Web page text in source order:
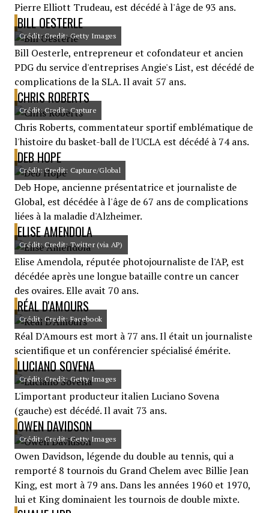
Pierre Elliott Trudeau, est décédé à l'âge de 93 ans.
BILL OESTERLE
Crédit: Credit: Getty Images
Bill Oesterle, entrepreneur et cofondateur et ancien
PDG du service d'entreprises Angie's List, est décédé de
complications de la SLA. Il avait 57 ans.
CHRIS ROBERTS
Crédit: Credit: Capture
Chris Roberts, commentateur sportif emblématique de
l'histoire du basket-ball de l'UCLA est décédé à 74 ans.
DEB HOPE
Crédit: Credit: Capture/Global
Deb Hope, ancienne présentatrice et journaliste de
Global, est décédée à l'âge de 67 ans de complications
liées à la maladie d'Alzheimer.
ELISE AMENDOLA
Crédit: Credit: Twitter (via AP)
Elise Amendola, réputée photojournaliste de l'AP, est
décédée après une longue bataille contre un cancer
des ovaires. Elle avait 70 ans.
RÉAL D'AMOURS
Crédit: Credit: Facebook
Réal D'Amours est mort à 77 ans. Il était un journaliste
scientifique et un conférencier spécialisé émérite.
LUCIANO SOVENA
Crédit: Credit: Getty Images
L'important producteur italien Luciano Sovena
(gauche) est décédé. Il avait 73 ans.
OWEN DAVIDSON
Crédit: Credit: Getty Images
Owen Davidson, légende du double au tennis, qui a
remporté 8 tournois du Grand Chelem avec Billie Jean
King, est mort à 79 ans. Dans les années 1960 et 1970,
lui et King dominaient les tournois de double mixte.